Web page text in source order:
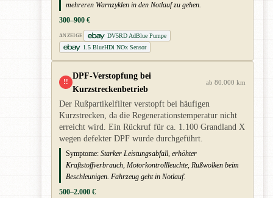
mehreren Warnzyklen in den Notlauf zu gehen.
300–900 €
ANZEIGE
DV5RD AdBlue Pumpe
1.5 BlueHDi NOx Sensor
!!
DPF-Verstopfung bei
Kurzstreckenbetrieb
ab 80.000 km
Der Rußpartikelfilter verstopft bei häufigen
Kurzstrecken, da die Regenerationstemperatur nicht
erreicht wird. Ein Rückruf für ca. 1.100 Grandland X
wegen defekter DPF wurde durchgeführt.
Symptome: Starker Leistungsabfall, erhöhter
Kraftstoffverbrauch, Motorkontrollleuchte, Rußwolken beim
Beschleunigen. Fahrzeug geht in Notlauf.
500–2.000 €